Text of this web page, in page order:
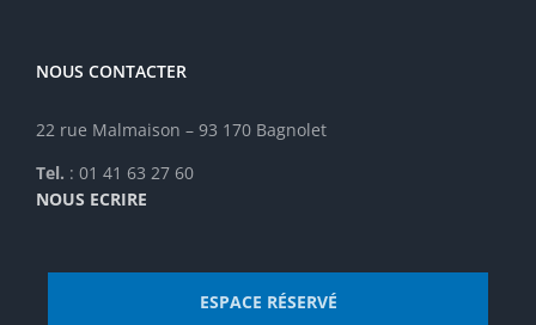
du
NOUS CONTACTER
22 rue Malmaison – 93 170 Bagnolet
Tel. : 01 41 63 27 60
NOUS ECRIRE
ESPACE RÉSERVÉ